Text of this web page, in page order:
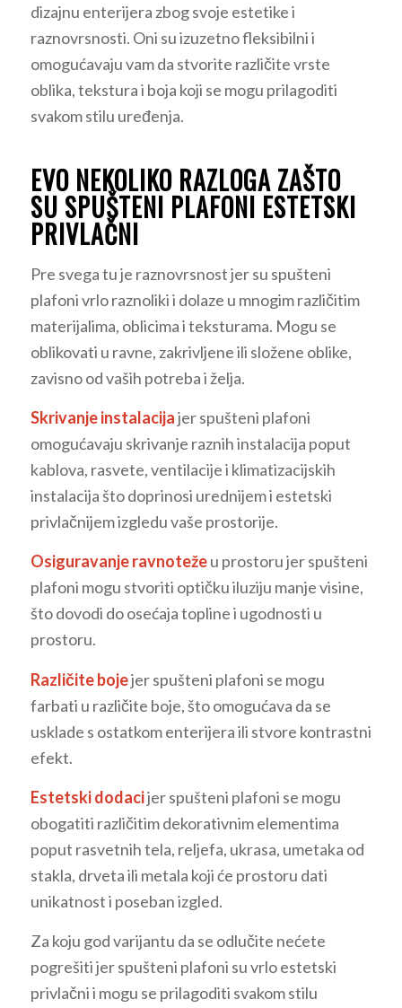
dizajnu enterijera zbog svoje estetike i
raznovrsnosti. Oni su izuzetno fleksibilni i
omogućavaju vam da stvorite različite vrste
oblika, tekstura i boja koji se mogu prilagoditi
svakom stilu uređenja.
EVO NEKOLIKO RAZLOGA ZAŠTO
SU SPUŠTENI PLAFONI ESTETSKI
PRIVLAČNI
Pre svega tu je raznovrsnost jer su spušteni
plafoni vrlo raznoliki i dolaze u mnogim različitim
materijalima, oblicima i teksturama. Mogu se
oblikovati u ravne, zakrivljene ili složene oblike,
zavisno od vaših potreba i želja.
Skrivanje instalacijajer spušteni plafoni
omogućavaju skrivanje raznih instalacija poput
kablova, rasvete, ventilacije i klimatizacijskih
instalacija što doprinosi urednijem i estetski
privlačnijem izgledu vaše prostorije.
Osiguravanje ravnotežeu prostoru jer spušteni
plafoni mogu stvoriti optičku iluziju manje visine,
što dovodi do osećaja topline i ugodnosti u
prostoru.
Različite bojejer spušteni plafoni se mogu
farbati u različite boje, što omogućava da se
usklade s ostatkom enterijera ili stvore kontrastni
efekt.
Estetski dodacijer spušteni plafoni se mogu
obogatiti različitim dekorativnim elementima
poput rasvetnih tela, reljefa, ukrasa, umetaka od
stakla, drveta ili metala koji će prostoru dati
unikatnost i poseban izgled.
Za koju god varijantu da se odlučite nećete
pogrešiti jer spušteni plafoni su vrlo estetski
privlačni i mogu se prilagoditi svakom stilu